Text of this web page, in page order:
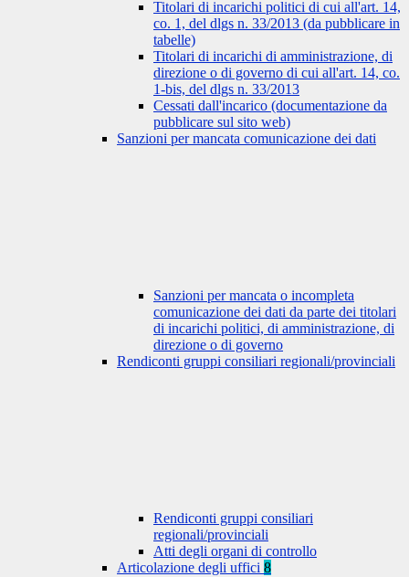
Titolari di incarichi politici di cui all'art. 14,
co. 1, del dlgs n. 33/2013 (da pubblicare in
tabelle)
Titolari di incarichi di amministrazione, di
direzione o di governo di cui all'art. 14, co.
1-bis, del dlgs n. 33/2013
Cessati dall'incarico (documentazione da
pubblicare sul sito web)
Sanzioni per mancata comunicazione dei dati
Sanzioni per mancata o incompleta
comunicazione dei dati da parte dei titolari
di incarichi politici, di amministrazione, di
direzione o di governo
Rendiconti gruppi consiliari regionali/provinciali
Rendiconti gruppi consiliari
regionali/provinciali
Atti degli organi di controllo
Articolazione degli uffici 8